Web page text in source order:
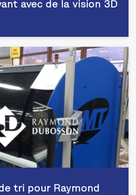
avec de la vision 3D
tri pour Raymond